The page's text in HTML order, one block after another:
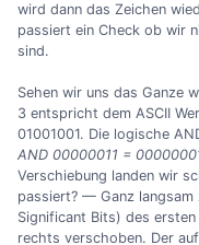
wird dann das Zeichen
passiert ein Check ob wir
sind.
Sehen wir uns das Ganze
3 entspricht dem ASCII
01001001. Die logische
AND 00000011 =
Verschiebung landen wir
passiert? — Ganz langsam
Significant Bits) des
rechts verschoben. Der